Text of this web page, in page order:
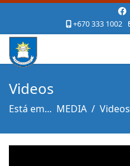
+670 333 1002
Videos
Está em... MEDIA Videos